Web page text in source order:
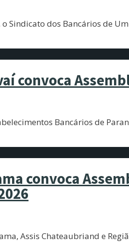
Sindicato dos Bancários de
convoca
Bancários de
convoca
Assis Chateaubriand e